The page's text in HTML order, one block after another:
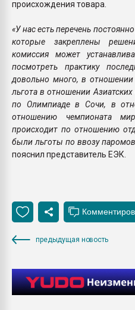
происхождения товара.
«У нас есть перечень
которые закреплены
комиссия может
посмотреть практику
довольно много, в
льгота в отношении
по Олимпиаде в Сочи, в
отношению чемпионата
происходит по отношению
были льготы по ввозу
пояснил представитель ЕЭК.
предыдущая новость